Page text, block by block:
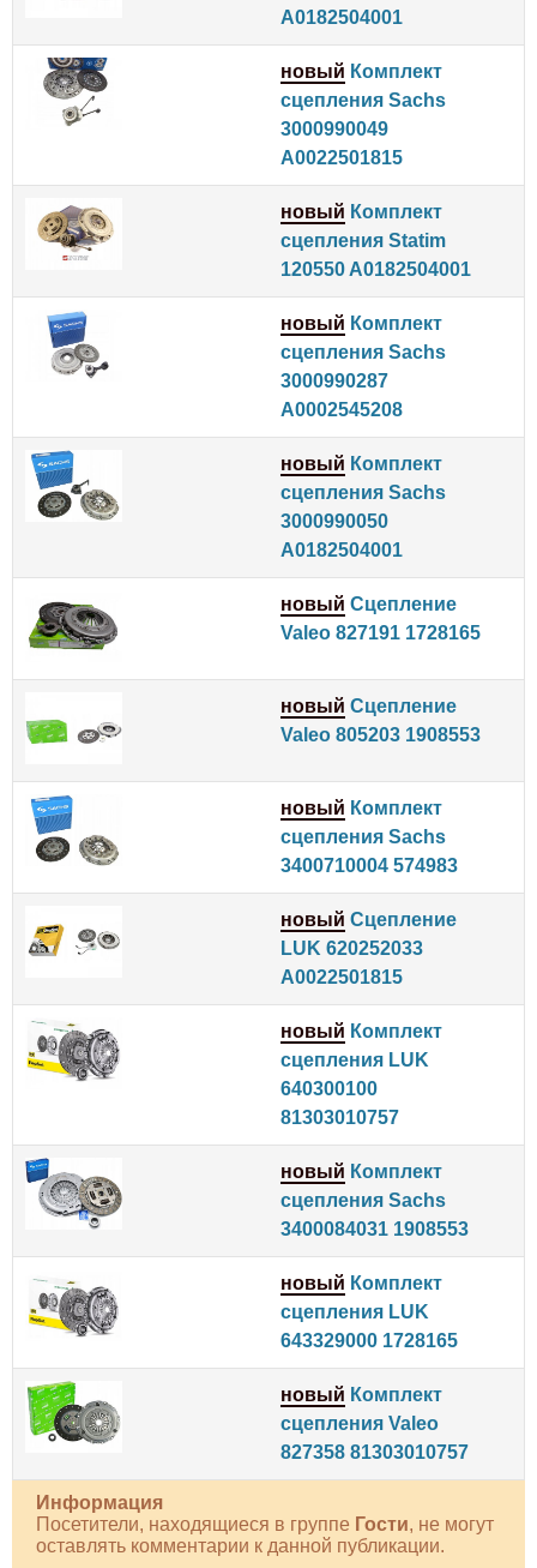
A0182504001
новый Комплект
сцепления Sachs
3000990049
A0022501815
новый Комплект
сцепления Statim
120550 A0182504001
новый Комплект
сцепления Sachs
3000990287
A0002545208
новый Комплект
сцепления Sachs
3000990050
A0182504001
новый Сцепление
Valeo 827191 1728165
новый Сцепление
Valeo 805203 1908553
новый Комплект
сцепления Sachs
3400710004 574983
новый Сцепление
LUK 620252033
A0022501815
новый Комплект
сцепления LUK
640300100
81303010757
новый Комплект
сцепления Sachs
3400084031 1908553
новый Комплект
сцепления LUK
643329000 1728165
новый Комплект
сцепления Valeo
827358 81303010757
Информация
Посетители, находящиеся в группе Гости, не могут
оставлять комментарии к данной публикации.